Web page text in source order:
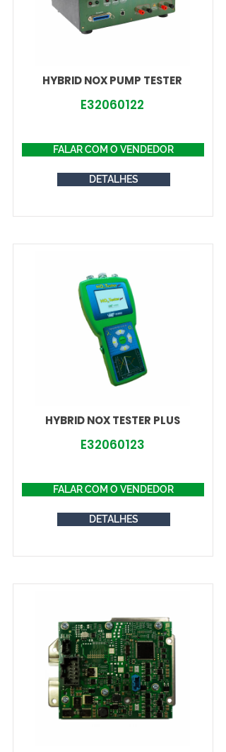
HYBRID NOX PUMP TESTER
E32060122
FALAR COM O VENDEDOR
DETALHES
HYBRID NOX TESTER PLUS
E32060123
FALAR COM O VENDEDOR
DETALHES